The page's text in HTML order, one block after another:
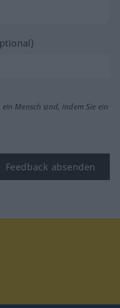
Mensch sind, indem Sie ein
Feedback absenden